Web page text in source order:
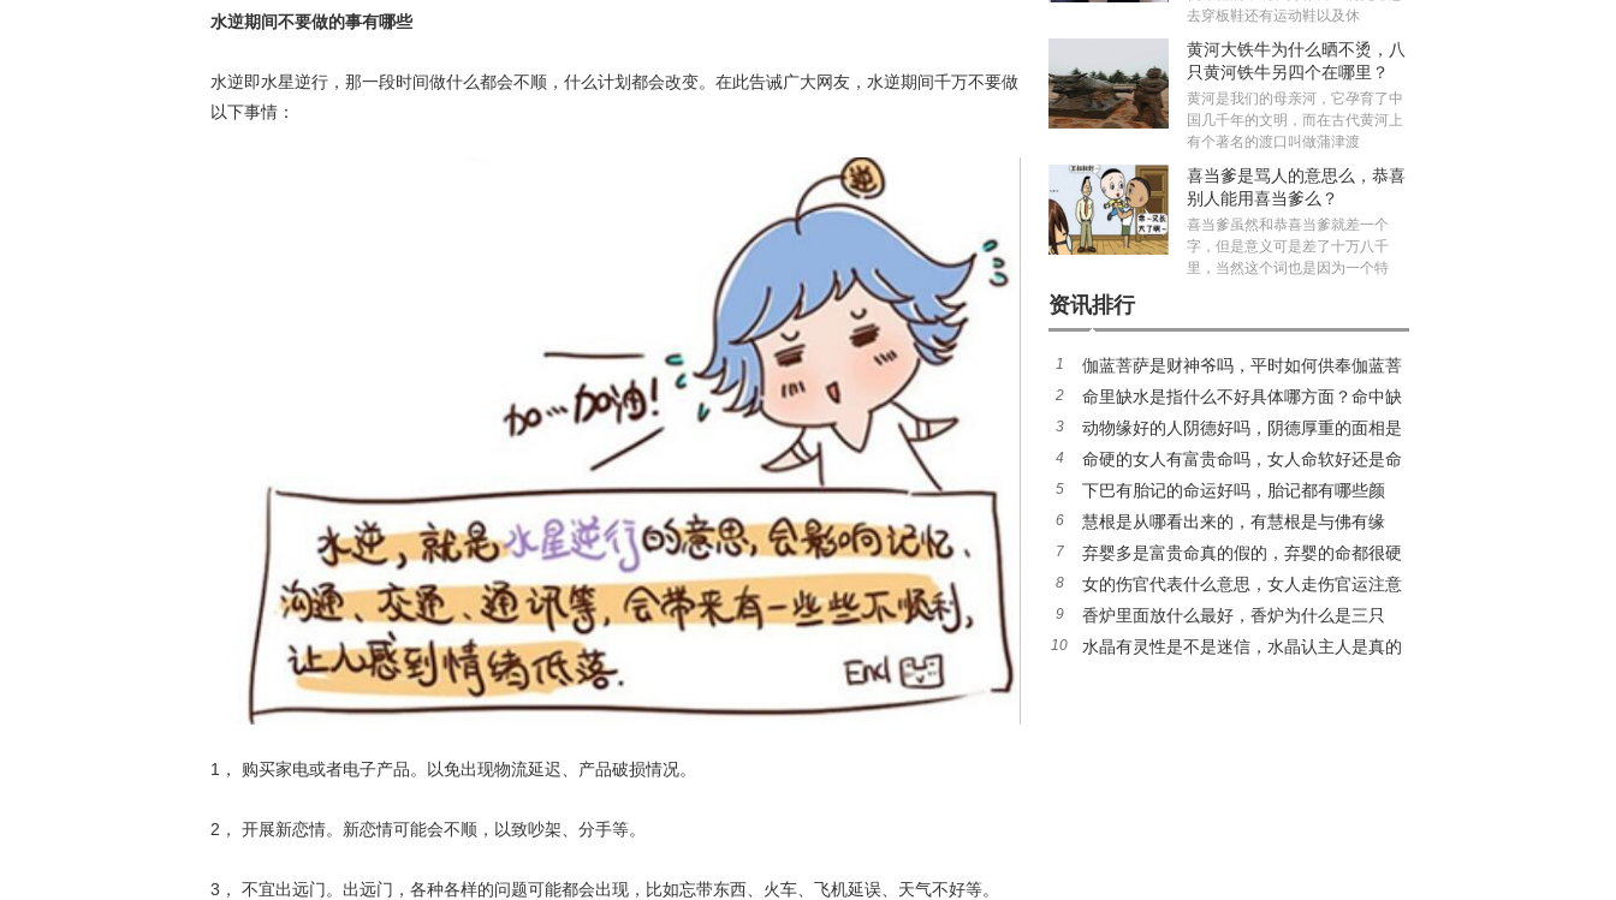
水逆期间不要做的事有哪些
水逆即水星逆行，那一段时间做什么都会不顺，什么计划都会改变。在此告诫广大网友，水逆期间千万不要做
以下事情：
1， 购买家电或者电子产品。以免出现物流延迟、产品破损情况。
2， 开展新恋情。新恋情可能会不顺，以致吵架、分手等。
3， 不宜出远门。出远门，各种各样的问题可能都会出现，比如忘带东西、火车、飞机延误、天气不好等。
去穿板鞋还有运动鞋以及休
黄河大铁牛为什么晒不烫，八
只黄河铁牛另四个在哪里？
黄河是我们的母亲河，它孕育了中
国几千年的文明，而在古代黄河上
有个著名的渡口叫做蒲津渡
喜当爹是骂人的意思么，恭喜
别人能用喜当爹么？
喜当爹虽然和恭喜当爹就差一个
字，但是意义可是差了十万八千
里，当然这个词也是因为一个特
资讯排行
1
伽蓝菩萨是财神爷吗，平时如何供奉伽蓝菩
萨？
2
命里缺水是指什么不好具体哪方面？命中缺
水的人如何化解
3
动物缘好的人阴德好吗，阴德厚重的面相是
怎样的？
4
命硬的女人有富贵命吗，女人命软好还是命
硬好？
5
下巴有胎记的命运好吗，胎记都有哪些颜
色？
6
慧根是从哪看出来的，有慧根是与佛有缘
吗？
7
弃婴多是富贵命真的假的，弃婴的命都很硬
吗？
8
女的伤官代表什么意思，女人走伤官运注意
什么？
9
香炉里面放什么最好，香炉为什么是三只
脚？
10
水晶有灵性是不是迷信，水晶认主人是真的